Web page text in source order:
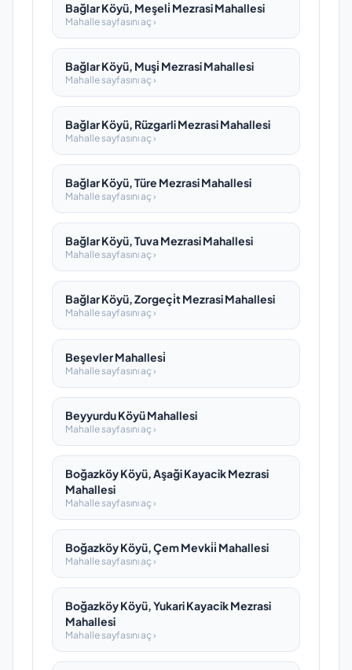
Bağlar Köyü, Meşeli̇ Mezrasi Mahallesi
Mahalle sayfasını aç ›
Bağlar Köyü, Muşi̇ Mezrasi Mahallesi
Mahalle sayfasını aç ›
Bağlar Köyü, Rüzgarli Mezrasi Mahallesi
Mahalle sayfasını aç ›
Bağlar Köyü, Türe Mezrasi Mahallesi
Mahalle sayfasını aç ›
Bağlar Köyü, Tuva Mezrasi Mahallesi
Mahalle sayfasını aç ›
Bağlar Köyü, Zorgeçi̇t Mezrasi Mahallesi
Mahalle sayfasını aç ›
Beşevler Mahallesi̇
Mahalle sayfasını aç ›
Beyyurdu Köyü Mahallesi
Mahalle sayfasını aç ›
Boğazköy Köyü, Aşaği Kayacik Mezrasi
Mahallesi
Mahalle sayfasını aç ›
Boğazköy Köyü, Çem Mevki̇i̇ Mahallesi
Mahalle sayfasını aç ›
Boğazköy Köyü, Yukari Kayacik Mezrasi
Mahallesi
Mahalle sayfasını aç ›